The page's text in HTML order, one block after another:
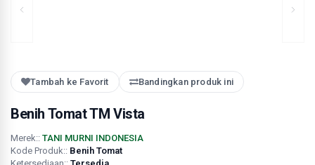
Tambah ke Favorit Bandingkan produk ini
Benih Tomat TM Vista
Merek:: TANI MURNI INDONESIA
Kode Produk:: Benih Tomat